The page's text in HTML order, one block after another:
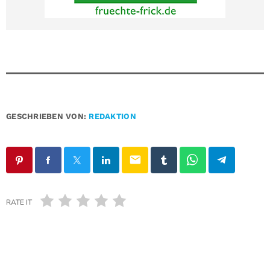
GESCHRIEBEN VON: REDAKTION
email
RATE IT